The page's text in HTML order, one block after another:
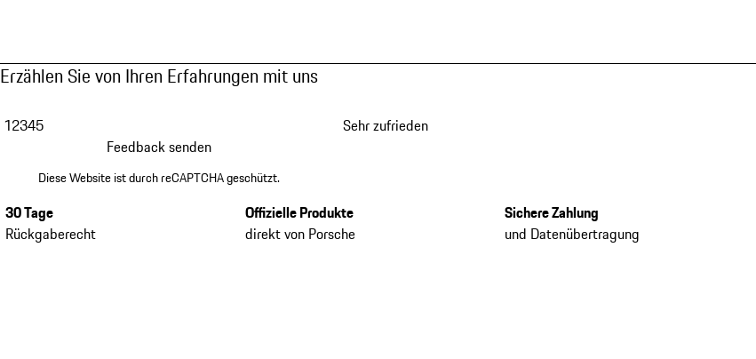
Erzählen Sie von Ihren Erfahrungen mit uns
12345
Sehr zufrieden
Feedback senden
Diese Website ist durch reCAPTCHA geschützt.
30 Tage
Rückgaberecht
Offizielle Produkte
direkt von Porsche
Sichere Zahlung
und Datenübertragung